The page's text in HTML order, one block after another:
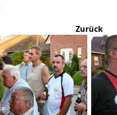
Zurück